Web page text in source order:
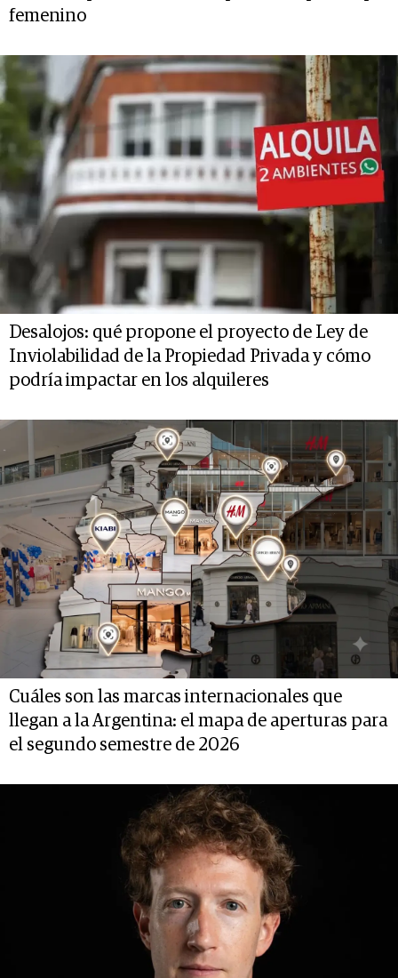
femenino
Desalojos: qué propone el proyecto de Ley de
Inviolabilidad de la Propiedad Privada y cómo
podría impactar en los alquileres
Cuáles son las marcas internacionales que
llegan a la Argentina: el mapa de aperturas para
el segundo semestre de 2026